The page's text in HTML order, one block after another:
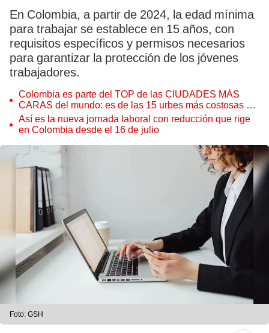
En Colombia, a partir de 2024, la edad mínima
para trabajar se establece en 15 años, con
requisitos específicos y permisos necesarios
para garantizar la protección de los jóvenes
trabajadores.
Colombia es parte del TOP de las CIUDADES MÁS
CARAS del mundo: es de las 15 urbes más costosas de
Latinoamérica
Así es la nueva jornada laboral con reducción que rige
en Colombia desde el 16 de julio
Foto: GSH